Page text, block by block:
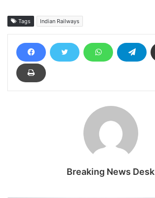
Tags Indian Railways
Breaking News Desk